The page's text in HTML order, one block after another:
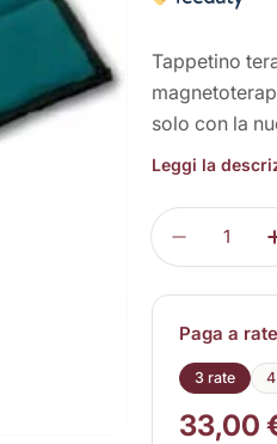
Tappetino
solo con la
Leggi la
Quantità
Paga a
3 rate
33,00